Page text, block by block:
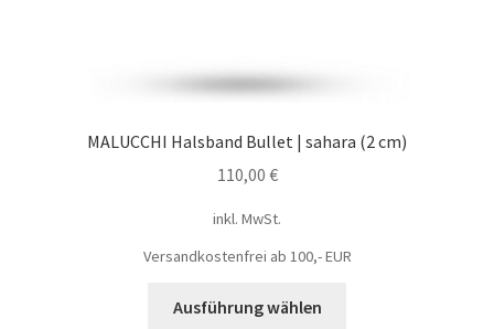
MALUCCHI Halsband Bullet | sahara (2 cm)
110,00 €
inkl. MwSt.
Versandkostenfrei ab 100,- EUR
Ausführung wählen